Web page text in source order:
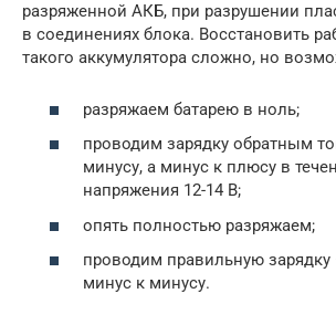
разряженной АКБ, при разрушении
в соединениях блока. Восстановить
такого аккумулятора сложно, но
разряжаем батарею в ноль;
проводим зарядку обратным
минусу, а минус к плюсу в
напряжения 12-14 В;
опять полностью разряжаем;
проводим правильную
минус к минусу.